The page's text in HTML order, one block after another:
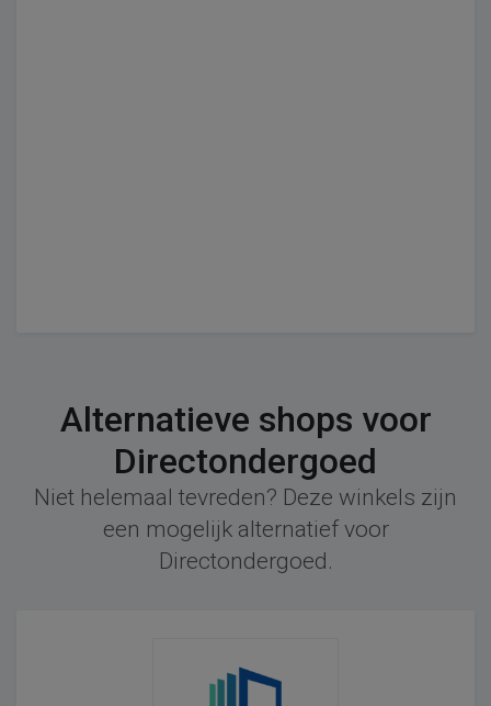
Alternatieve shops voor
Directondergoed
Niet helemaal tevreden? Deze winkels zijn
een mogelijk alternatief voor
Directondergoed.